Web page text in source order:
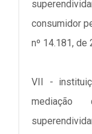
consumidor
nº 14.181, de
VII -